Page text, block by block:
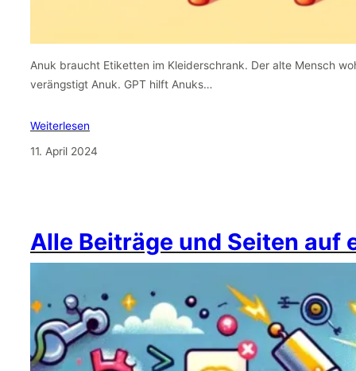
Anuk braucht Etiketten im Kleiderschrank. Der alte Mensch
verängstigt Anuk. GPT hilft Anuks…
Weiterlesen
11. April 2024
Alle Beiträge und Seiten auf